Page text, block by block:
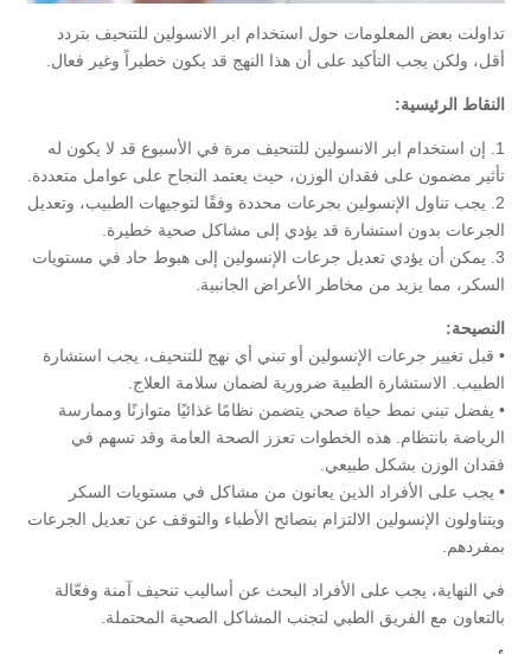
تداولت بعض المعلومات حول استخدام ابر الانسولين للتنحيف بتردد
أقل، ولكن يجب التأكيد على أن هذا النهج قد يكون خطيراً وغير فعال.
النقاط الرئيسية:
1. إن استخدام ابر الانسولين للتنحيف مرة في الأسبوع قد لا يكون له
تأثير مضمون على فقدان الوزن، حيث يعتمد النجاح على عوامل متعددة.
2. يجب تناول الإنسولين بجرعات محددة وفقًا لتوجيهات الطبيب، وتعديل
الجرعات بدون استشارة قد يؤدي إلى مشاكل صحية خطيرة.
3. يمكن أن يؤدي تعديل جرعات الإنسولين إلى هبوط حاد في مستويات
السكر، مما يزيد من مخاطر الأعراض الجانبية.
النصيحة:
• قبل تغيير جرعات الإنسولين أو تبني أي نهج للتنحيف، يجب استشارة
الطبيب. الاستشارة الطبية ضرورية لضمان سلامة العلاج.
• يفضل تبني نمط حياة صحي يتضمن نظامًا غذائيًا متوازنًا وممارسة
الرياضة بانتظام. هذه الخطوات تعزز الصحة العامة وقد تسهم في
فقدان الوزن بشكل طبيعي.
• يجب على الأفراد الذين يعانون من مشاكل في مستويات السكر
ويتناولون الإنسولين الالتزام بنصائح الأطباء والتوقف عن تعديل الجرعات
بمفردهم.
في النهاية، يجب على الأفراد البحث عن أساليب تنحيف آمنة وفعّالة
بالتعاون مع الفريق الطبي لتجنب المشاكل الصحية المحتملة.